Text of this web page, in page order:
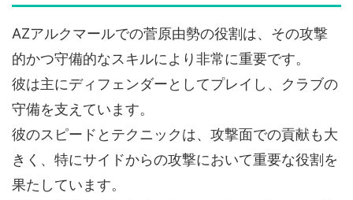
AZアルクマールでの菅原由勢の役割は、その攻撃
的かつ守備的なスキルにより非常に重要です。
彼は主にディフェンダーとしてプレイし、クラブの
守備を支えています。
彼のスピードとテクニックは、攻撃面での貢献も大
きく、特にサイドからの攻撃において重要な役割を
果たしています。